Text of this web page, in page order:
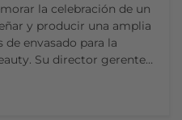
la celebración de un
y producir una amplia
envasado para la
Su director gerente…